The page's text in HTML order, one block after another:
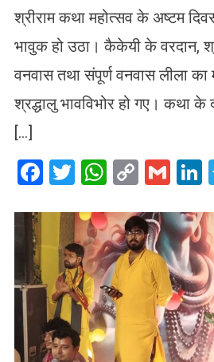
श्रीराम कथा महोत्सव के अष्टम
भावुक हो उठा। कैकेयी के वरदान,
वनवास तथा संपूर्ण वनवास लीला
श्रद्धालु भावविभोर हो गए। कथा के
[…]
Facebook
TwitterCopy